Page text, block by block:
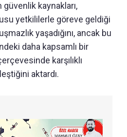
kaynakları,
yetkililerle göreve geldiği
yaşadığını, ancak bu
daha kapsamlı bir
karşılıklı
aktardı.